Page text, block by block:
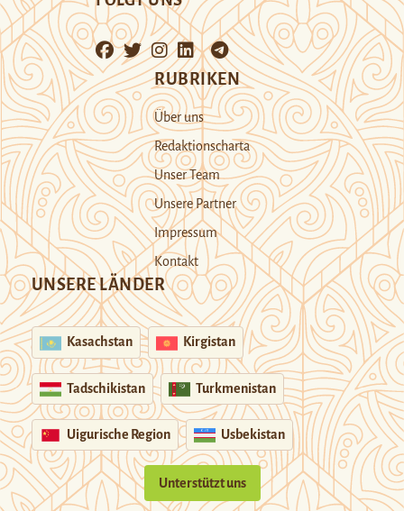
RUBRIKEN
Über uns
Redaktionscharta
Unser Team
Unsere Partner
Impressum
Kontakt
UNSERE LÄNDER
Kasachstan Kirgistan
Tadschikistan Turkmenistan
Uigurische Region Usbekistan
Unterstützt uns